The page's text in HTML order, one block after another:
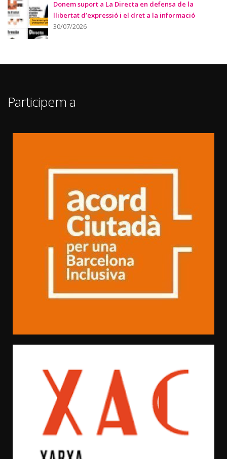
Donem suport a La Directa en defensa de la
llibertat d’expressió i el dret a la informació
30/07/2026
Participem a